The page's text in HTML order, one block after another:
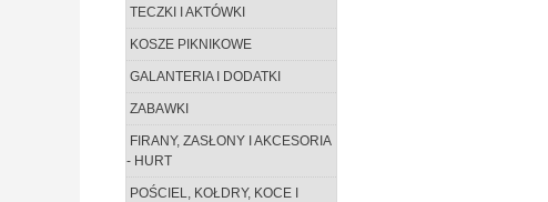
TECZKI I AKTÓWKI
KOSZE PIKNIKOWE
GALANTERIA I DODATKI
ZABAWKI
FIRANY, ZASŁONY I AKCESORIA
- HURT
POŚCIEL, KOŁDRY, KOCE I